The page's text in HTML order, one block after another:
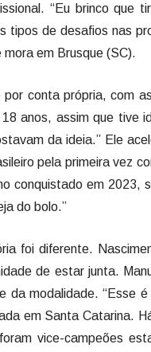
“Eu brinco que
tipos de desafios nas
em Brusque (SC).
por conta própria, com
anos, assim que tive
da ideia.” Ele
pela primeira vez
conquistado em 2023,
do bolo.”
foi diferente.
de estar junta.
da modalidade. “Esse
em Santa Catarina.
vice-campeões